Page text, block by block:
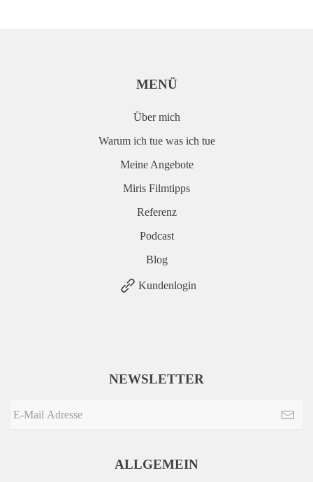
MENÜ
Über mich
Warum ich tue was ich tue
Meine Angebote
Miris Filmtipps
Referenz
Podcast
Blog
Kundenlogin
NEWSLETTER
ALLGEMEIN